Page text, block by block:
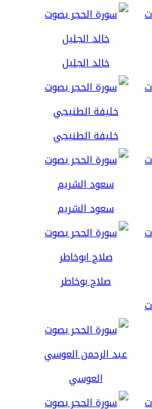
خالد الجليل
خليفة الطنيجي
سعود الشريم
صلاح بوخاطر
العوسي